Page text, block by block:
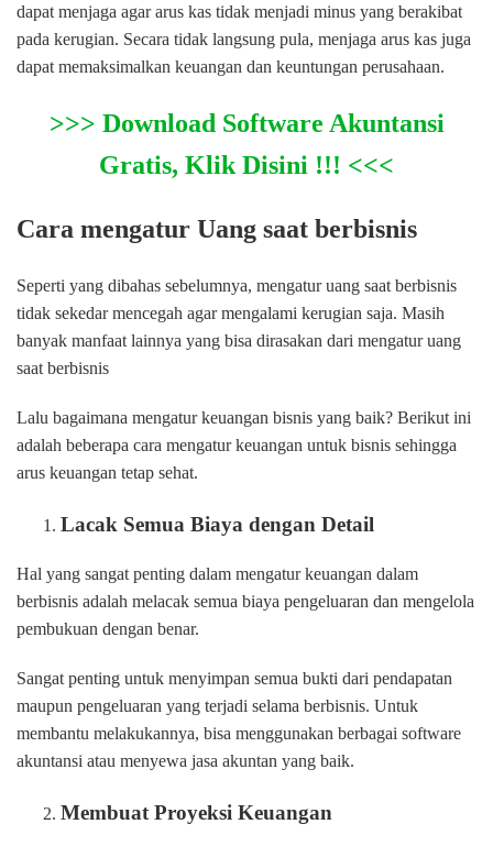
dapat menjaga agar arus kas tidak menjadi minus yang berakibat
pada kerugian. Secara tidak langsung pula, menjaga arus kas juga
dapat memaksimalkan keuangan dan keuntungan perusahaan.
>>> Download Software Akuntansi
Gratis, Klik Disini !!! <<<
Cara mengatur Uang saat berbisnis
Seperti yang dibahas sebelumnya, mengatur uang saat berbisnis
tidak sekedar mencegah agar mengalami kerugian saja. Masih
banyak manfaat lainnya yang bisa dirasakan dari mengatur uang
saat berbisnis
Lalu bagaimana mengatur keuangan bisnis yang baik? Berikut ini
adalah beberapa cara mengatur keuangan untuk bisnis sehingga
arus keuangan tetap sehat.
Lacak Semua Biaya dengan Detail
Hal yang sangat penting dalam mengatur keuangan dalam
berbisnis adalah melacak semua biaya pengeluaran dan mengelola
pembukuan dengan benar.
Sangat penting untuk menyimpan semua bukti dari pendapatan
maupun pengeluaran yang terjadi selama berbisnis. Untuk
membantu melakukannya, bisa menggunakan berbagai software
akuntansi atau menyewa jasa akuntan yang baik.
Membuat Proyeksi Keuangan